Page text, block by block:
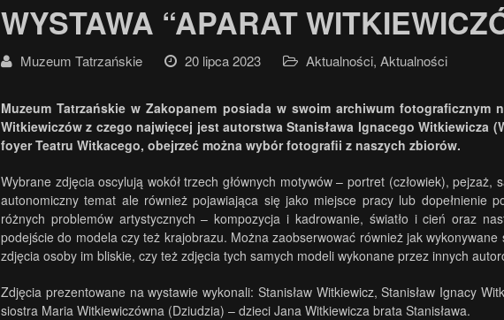
WYSTAWA “APARAT
Muzeum Tatrzańskie 20 lipca 2023 Aktualności, Aktualności
Muzeum Tatrzańskie w Zakopanem posiada w swoim archiwum
Witkiewiczów z czego najwięcej jest autorstwa Stanisława Ignacego Witkiewicza
foyer Teatru Witkacego, obejrzeć można wybór fotografii z naszych zbiorów.
Wybrane zdjęcia oscylują wokół trzech głównych motywów – portret (człowiek),
autonomiczny temat ale również pojawiająca się jako miejsce pracy lub dopełnienie
różnych problemów artystycznych – kompozycja i kadrowanie, światło i cień oraz
podejście do modela czy też krajobrazu. Można zaobserwować również jak
zdjęcia osoby im bliskie, czy też zdjęcia tych samych modeli wykonane przez innych
Zdjęcia prezentowane na wystawie wykonali: Stanisław Witkiewicz, Stanisław Ignacy
siostra Maria Witkiewiczówna (Dziudzia) – dzieci Jana Witkiewicza brata Stanisława.